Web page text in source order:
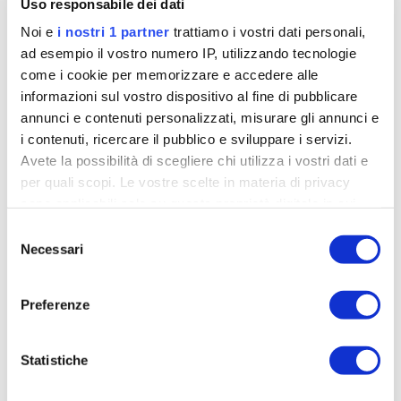
Uso responsabile dei dati
Noi e i nostri 1 partner trattiamo i vostri dati personali,
ad esempio il vostro numero IP, utilizzando tecnologie
come i cookie per memorizzare e accedere alle
informazioni sul vostro dispositivo al fine di pubblicare
annunci e contenuti personalizzati, misurare gli annunci e
i contenuti, ricercare il pubblico e sviluppare i servizi.
Avete la possibilità di scegliere chi utilizza i vostri dati e
per quali scopi. Le vostre scelte in materia di privacy
revocare il proprio consenso in qualsiasi momento dalla
Dichiarazione sui cookie o facendo clic sull'icona di
e imposta le tue preferenze nella
sezione dettagli. Puoi
modificare o ritirare il tuo consenso in qualsiasi momento
delNecessari
Preferenze
Statistiche
continuare compatti»
Alexandre Vinokurov traccia il bilancio del Giro
d'Italia della XDS-Astana: tre vittorie di tappa, Ulissi,